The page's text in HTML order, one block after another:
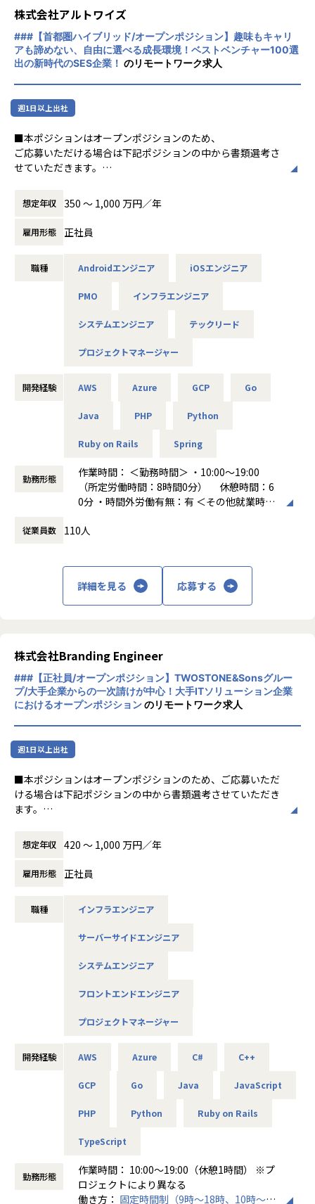
メンバーが在籍しています。
▼在籍メンバー例
・EM赤川
・TL池松
エンジニアチームだけでなく、PdM、セールス、CS、それぞ
れのチームと関わり、一緒に協力して取り組むことを大切に
しています。
・スクラム開発を推進
・積極的なペアプロやモブプロ
・週次でチーム横断のエンジニア定例
・VPoEやEMとの1on1
会社の定める範囲
Finstage リーズアシスト
対話型AIを活用した、金融商品販売特化の集客代行サービ
ス。集客リスト提供のほか、対話型AIのホワイトラベルも提
供。
ライフプランシミュレーションをコア機能に営業担当者が顧
客へのパーソナライズされた資産運用提案を実現するAI支援
サービス
Data・Data AI Solution
ービス「AlternaData」
消費NOW」
HRogの求人広告データを用いた募集賃金指数・求人数指数
商業不動産を対象にデータ活用・DXを支援するサービス
証券ビジネスプラットフォーム「BaaS」
トフォーム「Digital Wealth Manager」
保険ビジネスプラットフォーム「Inspire」
旅行・会食などのキャンセル料を補償する「キャンセル保
Credit（クレジット）
クレジットビジネスプラットフォーム「Crest」
クレジットライセンス取得サポートサービス
Crestエンベデッドファイナンスサービス
■具体的な業務内容
金融インフラ（証券ビジネスプラットフォーム「BaaS」/ 保
険ビジネスプラットフォーム「Inspire」/ クレジットビジネ
バー/インフラサイドの開発
上記プラットフォーム上に乗せるアプリのサーバー/インフラ
サイドの仕様設計、開発、運用・保守
■開発チームについて
https://finatext.notion.site/finatext/Finatext-cd4ff36fb8b
d4aa78a7835565c655396
【業務の変更の範囲】
会社の規定に準ずる
ております。2017年3月に設立された新しい
証券会社、Smartplus（スマートプラス）で
は、次世代証券プラットフォームの確立と、
個人投資家がそれぞれのライフシーンで投資
を行うことができるモバイル事業を行ってお
ります。
株式会社アルトワイズ
###【首都圏ハイブリッド/オープンポジション】趣味もキャリ
アも諦めない、自由に選べる成長環境！ベストベンチャー100選
出の新時代のSES企業！ のリモートワーク求人
週1日以上出社
■本ポジションはオープンポジションのため、
ご応募いただける場合は下記ポジションの中から書類選考さ
せていただきます。
・PMO
・PL
・システムエンジニア
・スマホアプリエンジニア
「全てのエンジニアをプロフェッショナルに」というミッシ
心理的安全性を育みながら「美しさ、賢さ、優しさ、楽しさ
ビジョンを掲げて取り組んでいます。
美しいデザイン、賢い機能、優しいUI、そして触って楽しい
美しい所作、賢い行動、優しい接し方、そして相手を楽しま
素敵なサービスを素敵な行動をすることで、たくさん創りだ
※昨年からテレビ朝日や日本経済新聞などのメディアにも取
度が急上昇しています！
<ベストベンチャー100>
https://best100.v-tsushin.jp/company/artwize/
★2014年の創業以来11期連続で成長中★
す！
委託開発・受託開発をメインとしながらも、新規ビジネスを
3〜4年スパンで開発しています。
コアドメインの委託開発・受託開発では、安定した大手企業
や成長中のベンチャーなどの顧客が多く、良い案件を多数保
持しています
システム開発事業で安定した収益を上げつつも、会社の利益
だけではなく、メンバーそれぞれが成長しながら楽しく働け
る会社を目指しています。
社員旅行や年末の大忘年会は全て会社経費です。多様な福利
厚生制度で社員の皆さんのQOLの向上にも努めています。
ectHoldingsにJoinしました。
ngsグループ内の自社プロダクトの開発やシステムコンサル
■自社サービス開発
＜案件の具体例＞
・大手求人サイト／HTML、CSS、JQuery、Java
・有名アニメのキャラクターAI対話アプリ開発／Unity、obj
・クラウドサービス開発／Azure、AWS、GCP など
★自社事業実績★
（1）Linc：コスプレイヤーとフォトグラファーのマッチン
グサービス（社員の発案）
（2）Artista：コスプレを活用した広報支援 及び衣装制作等
想定年収 350 〜 1,000 万円／年
雇用形態 正社員
職種 Androidエンジニア iOSエンジニア
PMO インフラエンジニア
システムエンジニア テックリード
プロジェクトマネージャー
開発経験 AWS Azure GCP Go
Java PHP Python
Ruby on Rails Spring
勤務形態
作業時間： ＜勤務時間＞ ・10:00～19:00
（所定労働時間：8時間0分） 休憩時間：6
0分 ・時間外労働有無：有 ＜その他就業時間
働き方：
休憩時間： 60分
従業員数 110人
詳細を見る 応募する
株式会社Branding Engineer
###【正社員/オープンポジション】TWOSTONE&Sonsグルー
プ/大手企業からの一次請けが中心！大手ITソリューション企業
におけるオープンポジションのリモートワーク求人
週1日以上出社
■本ポジションはオープンポジションのため、ご応募いただ
ける場合は下記ポジションの中から書類選考させていただき
ます。
・システムエンジニア
・インフラエンジニア
■特徴
域の開発プロジェクト
組織運営まで、プロジェクトの最上流から全体を設計・統括
クトに従事して頂きます。
のぼる大型案件あり。
・大手小売メーカー向けAWS設計構築
・大手物流企業向け大規模ネットワーク構築
システムエンジニア
・ECショップ運営会社向けSaaSサービスの開発
・システムパッケージカスタマイズ開発
プロジェクトリーダー
想定年収 420 〜 1,000 万円／年
雇用形態 正社員
職種 インフラエンジニア
サーバーサイドエンジニア
システムエンジニア
フロントエンドエンジニア
プロジェクトマネージャー
開発経験 AWS Azure C# C++
GCP Go Java JavaScript
PHP Python Ruby on Rails
TypeScript
勤務形態
作業時間： 10:00～19:00（休憩1時間） ※プ
ロジェクトにより異なる
働き方： 固定時間制（9時～18時、10時～19